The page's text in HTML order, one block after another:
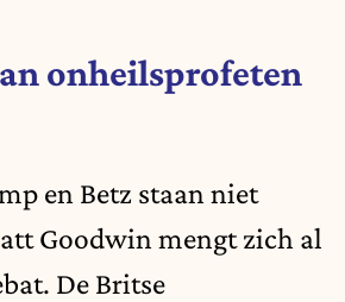
onheilsprofeten
en Betz staan niet
Goodwin mengt zich al
De Britse